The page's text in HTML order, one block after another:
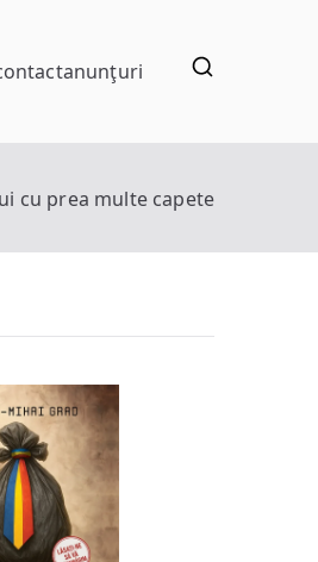
anunţuri
cu prea multe capete